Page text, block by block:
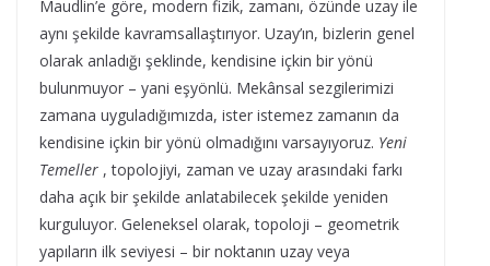
Maudlin’e göre, modern fizik, zamanı, özünde uzay ile
aynı şekilde kavramsallaştırıyor. Uzay’ın, bizlerin genel
olarak anladığı şeklinde, kendisine içkin bir yönü
bulunmuyor – yani eşyönlü. Mekânsal sezgilerimizi
zamana uyguladığımızda, ister istemez zamanın da
kendisine içkin bir yönü olmadığını varsayıyoruz. Yeni
Temeller , topolojiyi, zaman ve uzay arasındaki farkı
daha açık bir şekilde anlatabilecek şekilde yeniden
kurguluyor. Geleneksel olarak, topoloji – geometrik
yapıların ilk seviyesi – bir noktanın uzay veya